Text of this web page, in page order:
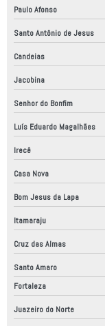
Paulo Afonso
Santo Antônio de Jesus
Candeias
Jacobina
Senhor do Bonfim
Luís Eduardo Magalhães
Irecê
Casa Nova
Bom Jesus da Lapa
Itamaraju
Cruz das Almas
Santo Amaro
Fortaleza
Juazeiro do Norte